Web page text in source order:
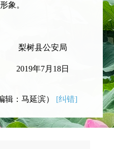
象。
梨树县公安局
2019年7月18日
辑：马延滨） [纠错]